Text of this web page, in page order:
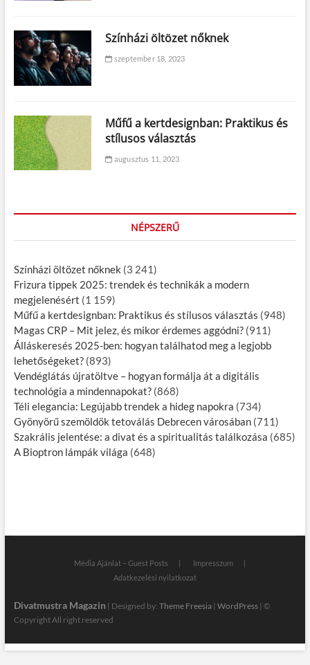
Színházi öltözet nőknek
szeptember 18, 2023
Műfű a kertdesignban: Praktikus és
stílusos választás
augusztus 11, 2023
NÉPSZERŰ
Színházi öltözet nőknek (3 241)
Frizura tippek 2025: trendek és technikák a modern
megjelenésért (1 159)
Műfű a kertdesignban: Praktikus és stílusos választás (948)
Magas CRP – Mit jelez, és mikor érdemes aggódni? (911)
Álláskeresés 2025-ben: hogyan találhatod meg a legjobb
lehetőségeket? (893)
Vendéglátás újratöltve – hogyan formálja át a digitális
technológia a mindennapokat? (868)
Téli elegancia: Legújabb trendek a hideg napokra (734)
Gyönyörű szemöldök tetoválás Debrecen városában (711)
Szakrális jelentése: a divat és a spiritualitás találkozása (685)
A Bioptron lámpák világa (648)
Média Ajánlat – Guest Posts
Impresszum
Adatkezelési nyilatkozat
Divatmustra Magazin | Designed by: Theme Freesia| WordPress| ©
Copyright All right reserved